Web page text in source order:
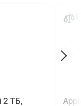
2 ТБ,